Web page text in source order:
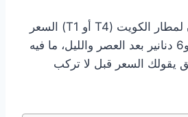
من أي مكان في بيان لمطار الكويت (T4 أو T1) السعر
ثابت 5 دنانير بالنهار و6 دنانير بعد العصر والليل، ما فيه
يقولك السعر قبل لا تركب